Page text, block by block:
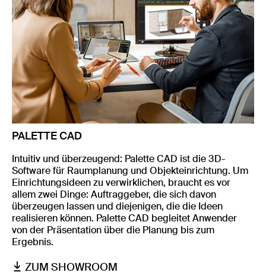
PALETTE CAD
Intuitiv und überzeugend: Palette CAD ist die 3D-
Software für Raumplanung und Objekteinrichtung. Um
Einrichtungsideen zu verwirklichen, braucht es vor
allem zwei Dinge: Auftraggeber, die sich davon
überzeugen lassen und diejenigen, die die Ideen
realisieren können. Palette CAD begleitet Anwender
von der Präsentation über die Planung bis zum
Ergebnis.
ZUM SHOWROOM